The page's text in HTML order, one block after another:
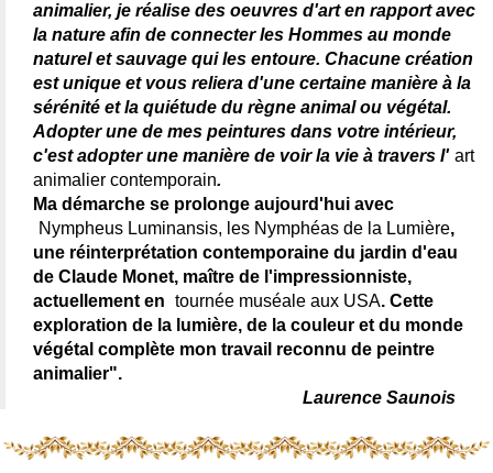
animalier, je réalise des oeuvres d'art en rapport avec
la nature afin de connecter les Hommes au monde
naturel et sauvage qui les entoure. Chacune création
est unique et vous reliera d'une certaine manière à la
sérénité et la quiétude du règne animal ou végétal.
Adopter une de mes peintures dans votre intérieur,
c'est adopter une manière de voir la vie à travers l' art
animalier contemporain.
Ma démarche se prolonge aujourd'hui avec
Nympheus Luminansis, les Nymphéas de la Lumière,
une réinterprétation contemporaine du jardin d'eau
de Claude Monet, maître de l'impressionniste,
actuellement en tournée muséale aux USA. Cette
exploration de la lumière, de la couleur et du monde
végétal complète mon travail reconnu de peintre
animalier".
Laurence Saunois